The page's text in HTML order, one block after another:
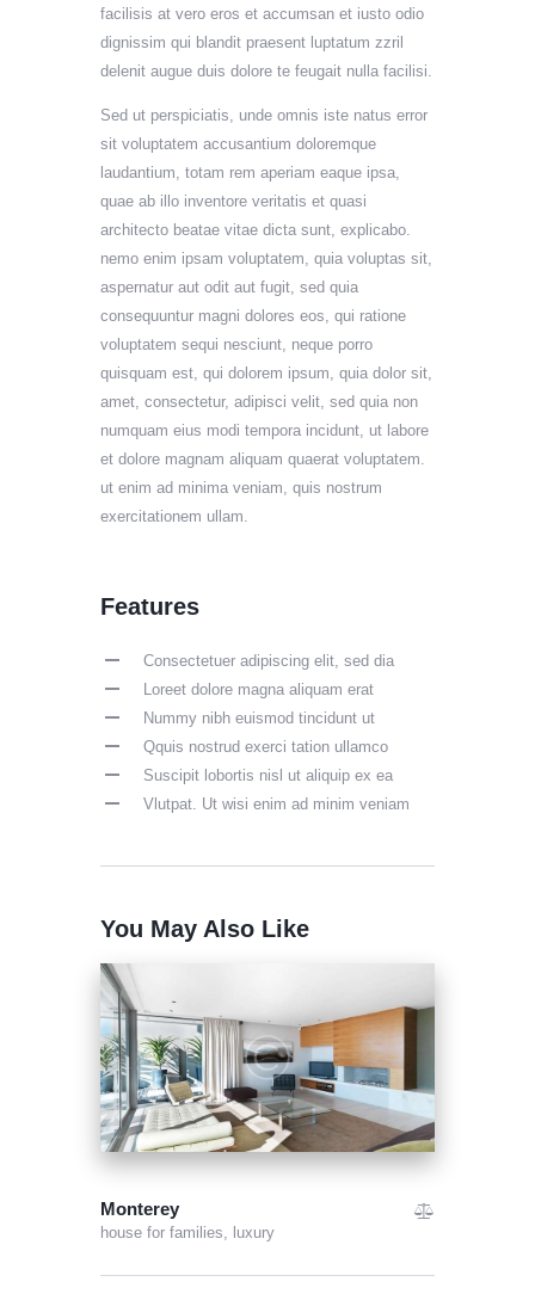
facilisis at vero eros et accumsan et iusto odio
dignissim qui blandit praesent luptatum zzril
delenit augue duis dolore te feugait nulla facilisi.
Sed ut perspiciatis, unde omnis iste natus error
sit voluptatem accusantium doloremque
laudantium, totam rem aperiam eaque ipsa,
quae ab illo inventore veritatis et quasi
architecto beatae vitae dicta sunt, explicabo.
nemo enim ipsam voluptatem, quia voluptas sit,
aspernatur aut odit aut fugit, sed quia
consequuntur magni dolores eos, qui ratione
voluptatem sequi nesciunt, neque porro
quisquam est, qui dolorem ipsum, quia dolor sit,
amet, consectetur, adipisci velit, sed quia non
numquam eius modi tempora incidunt, ut labore
et dolore magnam aliquam quaerat voluptatem.
ut enim ad minima veniam, quis nostrum
exercitationem ullam.
Features
Consectetuer adipiscing elit, sed dia
Loreet dolore magna aliquam erat
Nummy nibh euismod tincidunt ut
Qquis nostrud exerci tation ullamco
Suscipit lobortis nisl ut aliquip ex ea
Vlutpat. Ut wisi enim ad minim veniam
You May Also Like
Monterey
house for families, luxury